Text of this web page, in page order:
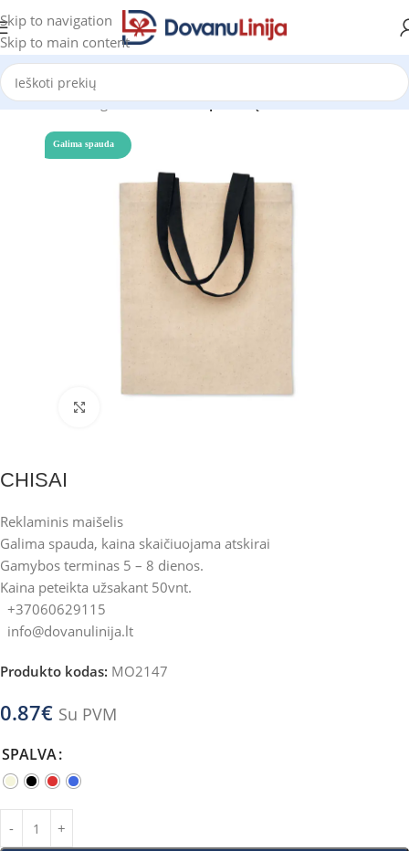
Skip to navigation
Skip to main content
Pradžia Katalogas Reklaminiai pirkinių maišeliai
Galima spauda
CHISAI
Reklaminis maišelis
Galima spauda, kaina skaičiuojama atskirai
Gamybos terminas 5 – 8 dienos.
Kaina peteikta užsakant 50vnt.
+37060629115
info@dovanulinija.lt
Produkto kodas: MO2147
0.87€ Su PVM
SPALVA